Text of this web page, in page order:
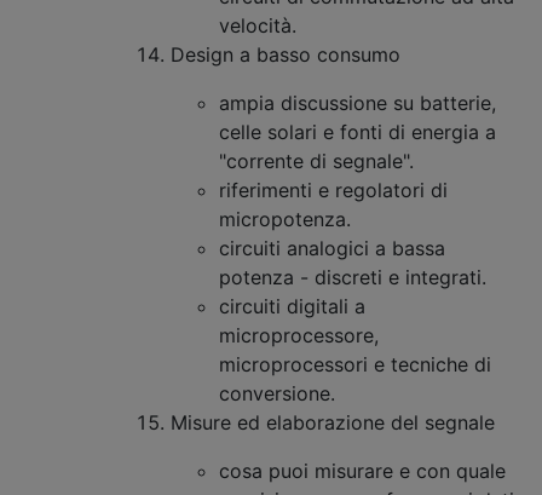
velocità.
Design a basso consumo
ampia discussione su batterie,
celle solari e fonti di energia a
"corrente di segnale".
riferimenti e regolatori di
micropotenza.
circuiti analogici a bassa
potenza - discreti e integrati.
circuiti digitali a
microprocessore,
microprocessori e tecniche di
conversione.
Misure ed elaborazione del segnale
cosa puoi misurare e con quale